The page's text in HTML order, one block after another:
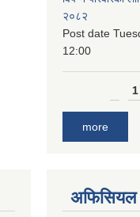
२०८२
Post date
12:00
more